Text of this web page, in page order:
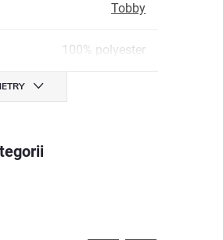
Tobby
100% polyester